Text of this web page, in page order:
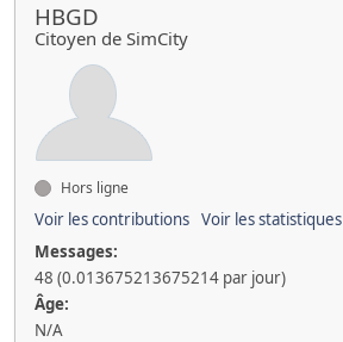
HBGD
Citoyen de SimCity
Hors ligne
Voir les contributions Voir les statistiques
Messages:
48 (0.013675213675214 par jour)
Âge:
N/A